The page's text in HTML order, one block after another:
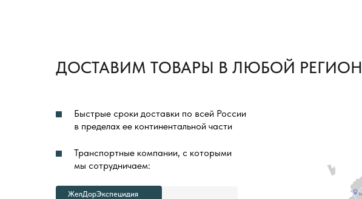
ДОСТАВИМ ТОВАРЫ В ЛЮБОЙ
Быстрые сроки доставки по всей России
в пределах ее континентальной части
Транспортные компании, с которыми
мы сотрудничаем:
ЖелДорЭкспецидия